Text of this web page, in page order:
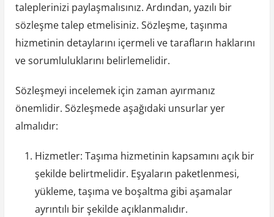
taleplerinizi paylaşmalısınız. Ardından, yazılı bir
sözleşme talep etmelisiniz. Sözleşme, taşınma
hizmetinin detaylarını içermeli ve tarafların haklarını
ve sorumluluklarını belirlemelidir.
Sözleşmeyi incelemek için zaman ayırmanız
önemlidir. Sözleşmede aşağıdaki unsurlar yer
almalıdır:
Hizmetler: Taşıma hizmetinin kapsamını açık bir
şekilde belirtmelidir. Eşyaların paketlenmesi,
yükleme, taşıma ve boşaltma gibi aşamalar
ayrıntılı bir şekilde açıklanmalıdır.